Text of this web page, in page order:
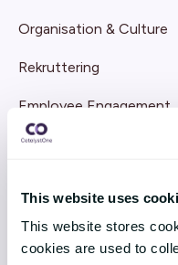
This website uses
This website stores
cookies are used to
Organisation & Culture
Rekruttering
Employee Engagement
Implementering
Support